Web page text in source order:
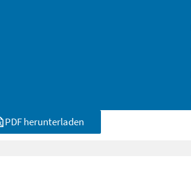
PDF herunterladen